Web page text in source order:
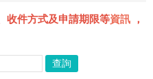
收件方式及申請期限等資訊 ，